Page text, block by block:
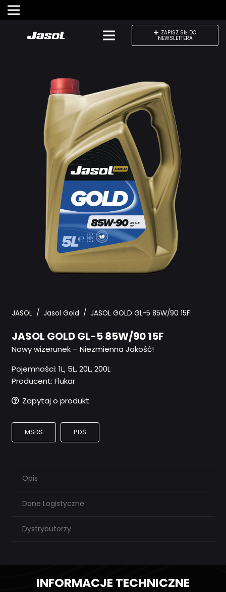
ZAPISZ SIĘ DO
NEWSLETTERA
JASOL / Jasol Gold / JASOL GOLD GL-5 85W/90 15F
JASOL GOLD GL-5 85W/90 15F
Nowy wizerunek – Niezmienna Jakość!
Pojemności: 1L, 5L, 20L, 200L
Producent: Flukar
Zapytaj o produkt
MSDS PDS
Opis
Dane Logistyczne
Dystrybutorzy
INFORMACJE TECHNICZNE